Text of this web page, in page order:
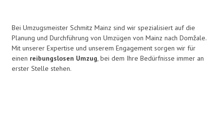
Bei Umzugsmeister Schmitz Mainz sind wir spezialisiert auf die
Planung und Durchführung von Umzügen von Mainz nach Domžale.
Mit unserer Expertise und unserem Engagement sorgen wir für
einen reibungslosen Umzug, bei dem Ihre Bedürfnisse immer an
erster Stelle stehen.